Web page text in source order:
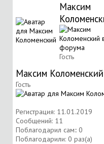
Максим
Гость
Максим Коломенский
Гость
Регистрация: 11.01.2019
Сообщений: 11
Поблагодарил сам:: 0
Поблагодарили: 0 раз(а)